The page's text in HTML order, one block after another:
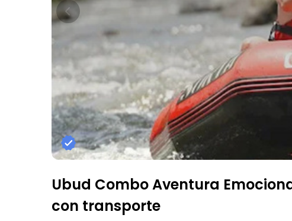
Ubud Combo Aventura
con transporte